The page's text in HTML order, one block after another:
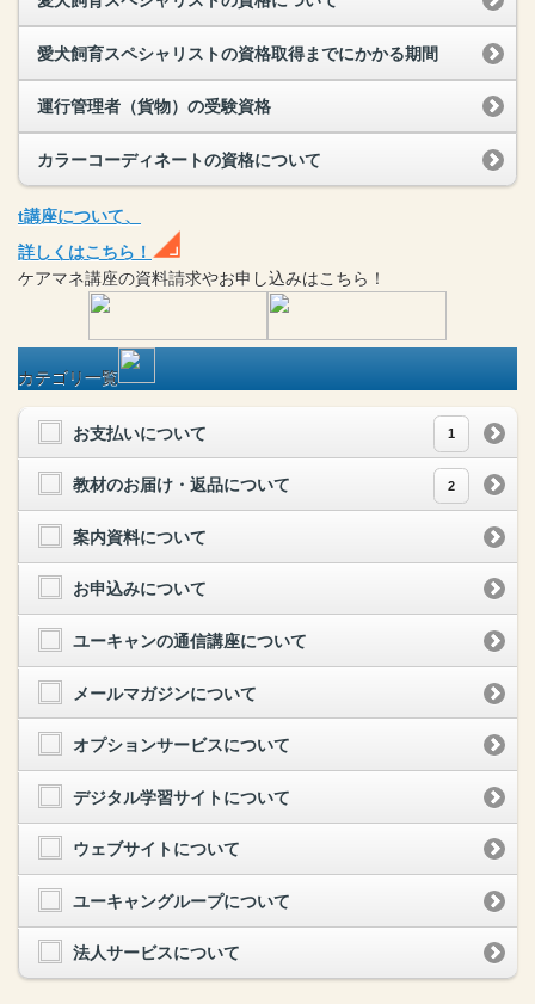
愛犬飼育スペシャリストの資格取得までにかかる期間
運行管理者（貨物）の受験資格
カラーコーディネートの資格について
t講座について、
詳しくはこちら！
ケアマネ講座の資料請求やお申し込みはこちら！
カテゴリ一覧
お支払いについて 1
教材のお届け・返品について 2
案内資料について
お申込みについて
ユーキャンの通信講座について
メールマガジンについて
オプションサービスについて
デジタル学習サイトについて
ウェブサイトについて
ユーキャングループについて
法人サービスについて